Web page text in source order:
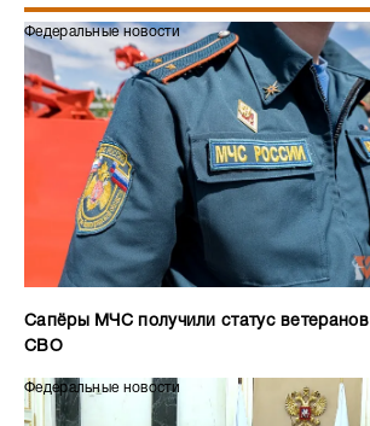
Федеральные новости
Сапёры МЧС получили статус ветеранов
СВО
Федеральные новости